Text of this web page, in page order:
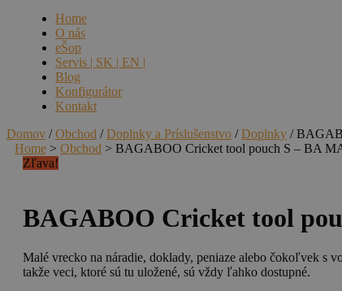
Home
O nás
eŠop
Servis | SK | EN |
Blog
Konfigurátor
Kontakt
Domov /Obchod /Doplnky a Príslušenstvo /Doplnky /
Home > Obchod > BAGABOO Cricket tool pouch S – BA
Zľava!
BAGABOO Cricket tool
Malé vrecko na náradie, doklady, peniaze alebo čokoľvek s
takže veci, ktoré sú tu uložené, sú vždy ľahko dostupné.